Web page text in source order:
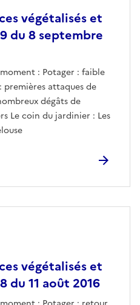
végétalisés et
du 8 septembre
: Potager : faible
premières attaques de
dégâts de
Le coin du jardinier : Les
végétalisés et
du 11 août 2016